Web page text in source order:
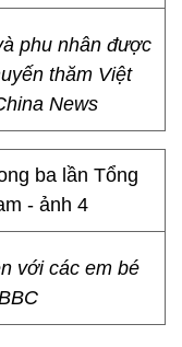
phu nhân được
thăm Việt
News
với các em bé